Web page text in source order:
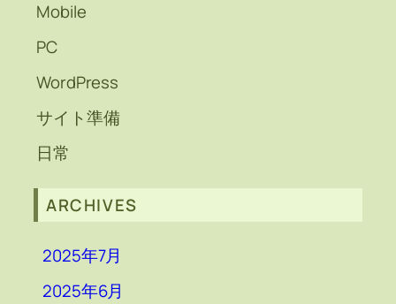
Mobile
PC
WordPress
サイト準備
日常
ARCHIVES
2025年7月
2025年6月